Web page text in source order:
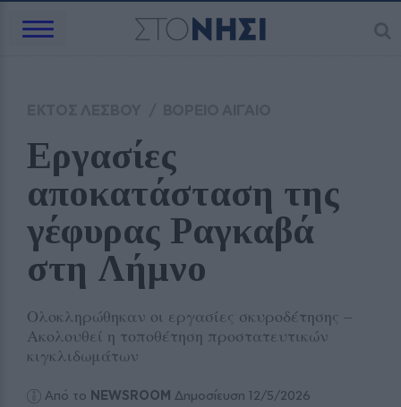
Εργασίες
αποκατάσταση της
γέφυρας Ραγκαβά
στη Λήμνο
Ολοκληρώθηκαν οι εργασίες σκυροδέτησης –
Ακολουθεί η τοποθέτηση προστατευτικών
κιγκλιδωμάτων
Από το NEWSROOM Δημοσίευση 12/5/2026